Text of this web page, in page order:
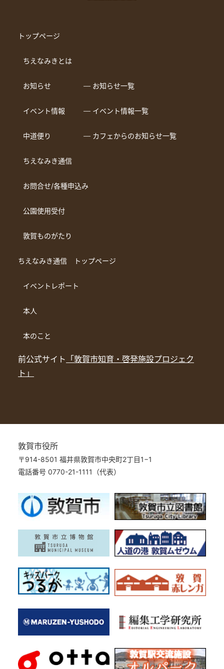
トップページ
ちえなみきとは
お知らせ ― お知らせ一覧
イベント情報 ― イベント情報一覧
中道便り ― カフェからのお知らせ一覧
ちえなみき通信
お問合せ/各種申込み
公園使用受付
敦賀ものがたり
ちえなみき通信 トップページ
イベントレポート
本人
本のこと
前公式サイト 「敦賀市知育・啓発施設プロジェク
ト」
敦賀市役所
〒914-8501 福井県敦賀市中央町2丁目1−1
電話番号 0770-21-1111（代表）